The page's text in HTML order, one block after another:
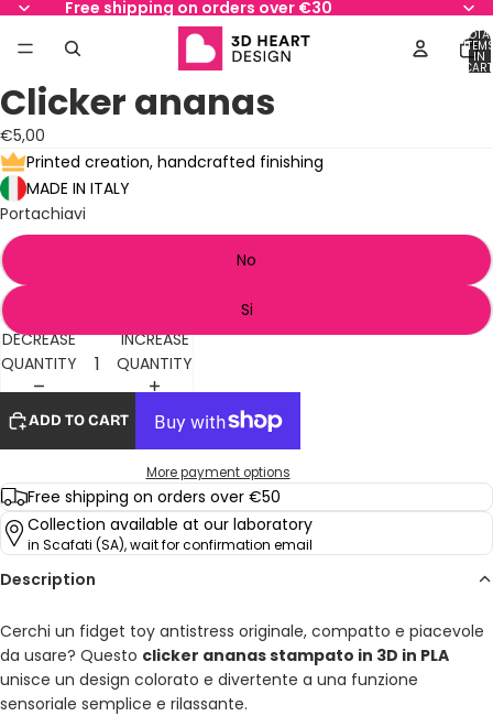
Free shipping on orders over €30
IN
0
OPEN
IMAGE
IN
FULL
SCREEN
OPEN
IMAGE
IN
FULL
SCREEN
OPEN
IMAGE
IN
FULL
SCREEN
Clicker ananas
€5,00
Printed creation, handcrafted finishing
MADE IN ITALY
Portachiavi
No
Si
DECREASE
QUANTITY
INCREASE
QUANTITY
ADD TO CART
More payment options
Free shipping on orders over €50
Collection available at our laboratory
in Scafati (SA), wait for confirmation email
Description
Cerchi un fidget toy antistress originale, compatto e piacevole
da usare? Questo clicker ananas stampato in 3D in PLA
unisce un design colorato e divertente a una funzione
sensoriale semplice e rilassante.